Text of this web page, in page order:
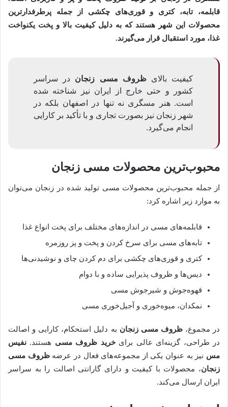
قابلمه، تابه، کتری و قوری‌های چکشی از جمله پرطرفدارترین
محصولات این شهر هستند که به دلیل کیفیت بالا و پخت یکنواخت
غذا، مورد استقبال قرار می‌گیرند.
کیفیت بالای ظروف مسی زنجان در سراسر
کشور و حتی خارج از ایران نیز شناخته شده
است. هنر مسگری نه تنها در اصفهان بلکه در
شهر زنجان نیز بصورت تجاری و با تأکید بر کارایی
انجام می‌گیرد.
محبوب‌ترین محصولات مسی زنجان
از جمله محبوب‌ترین محصولات مسی تولید شده در زنجان می‌توان
به موارد زیر اشاره کرد:
قابلمه‌های مسی در اندازه‌های مختلف برای پخت انواع غذا
تابه‌های مسی برای سرخ کردن و پخت و پز روزمره
کتری و قوری‌های چکشی برای دم کردن چای و نوشیدنی‌ها
دیس‌ها و ظروف پذیرایی ساده و با دوام
قهوه‌جوش و شیرجوش مسی
نمکدان، میوه‌خوری و آجیل‌خوری مسی
در مجموع، ظروف مسی زنجان به دلیل استحکام، کارایی و اصالت
در طراحی، گزینه‌ای عالی برای خرید ظروف مسی هستند. نفیس
مس نیز به عنوان یکی از مجموعه‌های فعال در عرضه ظروف مسی
زنجان، محصولات با کیفیت و دارای گارانتی اصالت را به سراسر
ایران ارسال می‌کند.